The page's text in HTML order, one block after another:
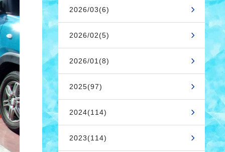
2026/03(6)
2026/02(5)
2026/01(8)
2025(97)
2024(114)
2023(114)